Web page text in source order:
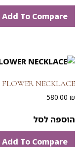
Add To Compare
FLOWER NECKLACE
580.00 ₪
הוספה לסל
Add To Compare